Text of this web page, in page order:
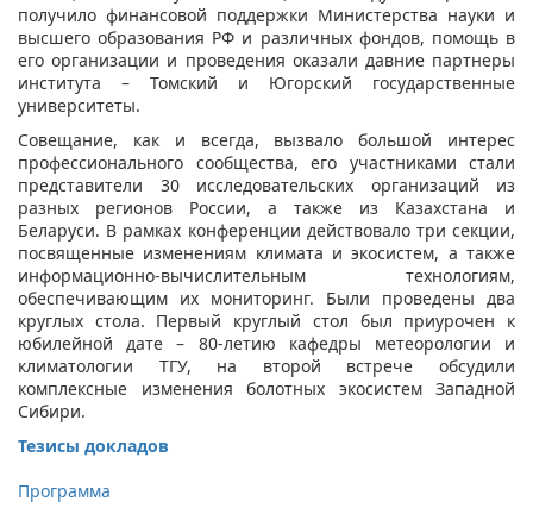
получило финансовой поддержки Министерства науки и
высшего образования РФ и различных фондов, помощь в
его организации и проведения оказали давние партнеры
института – Томский и Югорский государственные
университеты.
Совещание, как и всегда, вызвало большой интерес
профессионального сообщества, его участниками стали
представители 30 исследовательских организаций из
разных регионов России, а также из Казахстана и
Беларуси. В рамках конференции действовало три секции,
посвященные изменениям климата и экосистем, а также
информационно-вычислительным технологиям,
обеспечивающим их мониторинг. Были проведены два
круглых стола. Первый круглый стол был приурочен к
юбилейной дате – 80-летию кафедры метеорологии и
климатологии ТГУ, на второй встрече обсудили
комплексные изменения болотных экосистем Западной
Сибири.
Тезисы докладов
Программа